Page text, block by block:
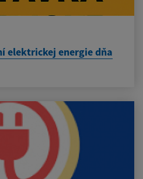
elektrickej energie dňa